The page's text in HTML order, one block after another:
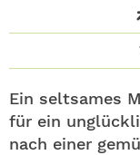
Ein seltsames
für ein
nach einer